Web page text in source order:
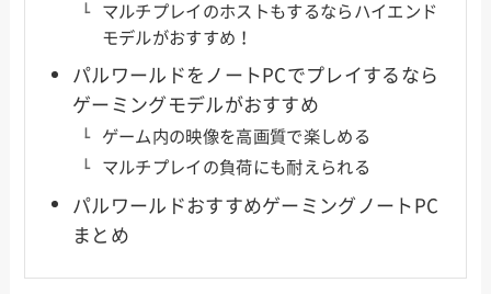
マルチプレイのホストもするならハイエンド
モデルがおすすめ！
パルワールドをノートPCでプレイするなら
ゲーミングモデルがおすすめ
ゲーム内の映像を高画質で楽しめる
マルチプレイの負荷にも耐えられる
パルワールドおすすめゲーミングノートPC
まとめ